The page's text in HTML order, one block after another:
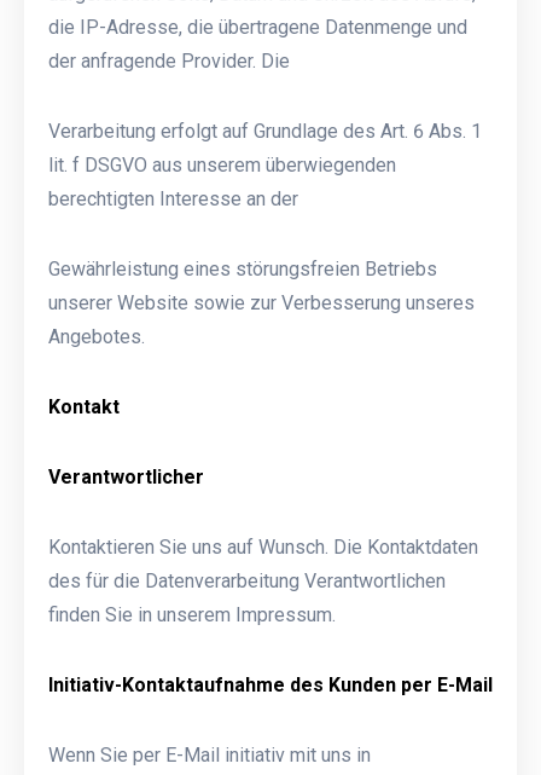
die IP-Adresse, die übertragene Datenmenge und
der anfragende Provider. Die
Verarbeitung erfolgt auf Grundlage des Art. 6 Abs. 1
lit. f DSGVO aus unserem überwiegenden
berechtigten Interesse an der
Gewährleistung eines störungsfreien Betriebs
unserer Website sowie zur Verbesserung unseres
Angebotes.
Kontakt
Verantwortlicher
Kontaktieren Sie uns auf Wunsch. Die Kontaktdaten
des für die Datenverarbeitung Verantwortlichen
finden Sie in unserem Impressum.
Initiativ-Kontaktaufnahme des Kunden per E-Mail
Wenn Sie per E-Mail initiativ mit uns in